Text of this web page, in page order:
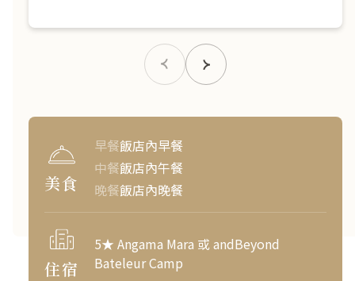
美食
早餐飯店內早餐
中餐飯店內午餐
晚餐飯店內晚餐
住宿
5★ Angama Mara 或 andBeyond
Bateleur Camp